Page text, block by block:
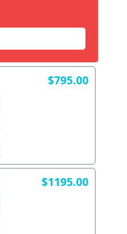
$795.00
$1195.00
Envoyez